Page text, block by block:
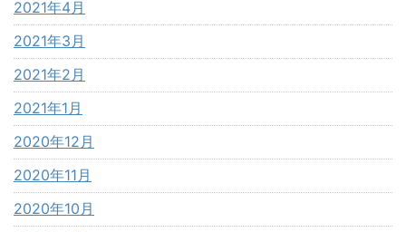
2021年4月
2021年3月
2021年2月
2021年1月
2020年12月
2020年11月
2020年10月